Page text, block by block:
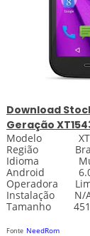
Download
Geração
Modelo
Região
Idioma Multi
Android 6.0
Operadora
Instalação N/
Tamanho 451
Fonte NeedRom